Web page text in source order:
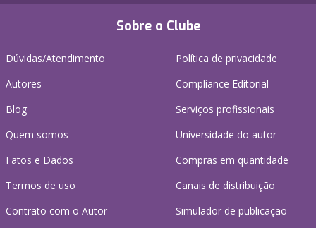
Sobre o Clube
Dúvidas/Atendimento
Autores
Blog
Quem somos
Fatos e Dados
Termos de uso
Contrato com o Autor
Política de privacidade
Compliance Editorial
Serviços profissionais
Universidade do autor
Compras em quantidade
Canais de distribuição
Simulador de publicação